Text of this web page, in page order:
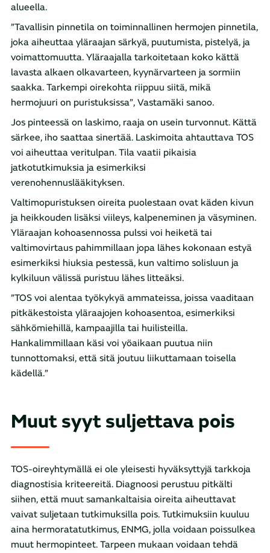
alueella.
”Tavallisin pinnetila on toiminnallinen hermojen pinnetila,
joka aiheuttaa yläraajan särkyä, puutumista, pistelyä, ja
voimattomuutta. Yläraajalla tarkoitetaan koko kättä
lavasta alkaen olkavarteen, kyynärvarteen ja sormiin
saakka. Tarkempi oirekohta riippuu siitä, mikä
hermojuuri on puristuksissa”, Vastamäki sanoo.
Jos pinteessä on laskimo, raaja on usein turvonnut. Kättä
särkee, iho saattaa sinertää. Laskimoita ahtauttava TOS
voi aiheuttaa veritulpan. Tila vaatii pikaisia
jatkotutkimuksia ja esimerkiksi
verenohennuslääkityksen.
Valtimopuristuksen oireita puolestaan ovat käden kivun
ja heikkouden lisäksi viileys, kalpeneminen ja väsyminen.
Yläraajan kohoasennossa pulssi voi heiketä tai
valtimovirtaus pahimmillaan jopa lähes kokonaan estyä
esimerkiksi hiuksia pestessä, kun valtimo solisluun ja
kylkiluun välissä puristuu lähes litteäksi.
”TOS voi alentaa työkykyä ammateissa, joissa vaaditaan
pitkäkestoista yläraajojen kohoasentoa, esimerkiksi
sähkömiehillä, kampaajilla tai huilisteilla.
Hankalimmillaan käsi voi yöaikaan puutua niin
tunnottomaksi, että sitä joutuu liikuttamaan toisella
kädellä.”
Muut syyt suljettava pois
TOS-oireyhtymällä ei ole yleisesti hyväksyttyjä tarkkoja
diagnostisia kriteereitä. Diagnoosi perustuu pitkälti
siihen, että muut samankaltaisia oireita aiheuttavat
vaivat suljetaan tutkimuksilla pois. Tutkimuksiin kuuluu
aina hermoratatutkimus, ENMG, jolla voidaan poissulkea
muut hermopinteet. Tarpeen mukaan voidaan tehdä